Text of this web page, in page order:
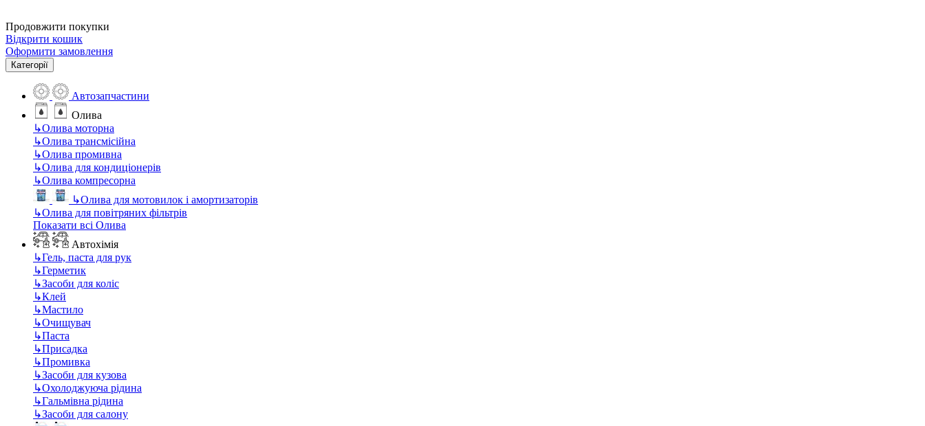
Продовжити покупки
Відкрити кошик
Оформити замовлення
Категорії
Автозапчастини
Олива
↳Олива моторна
↳Олива трансмісійна
↳Олива промивна
↳Олива для кондиціонерів
↳Олива компресорна
↳Олива для мотовилок і амортизаторів
↳Олива для повітряних фільтрів
Показати всі Олива
Автохімія
↳Гель, паста для рук
↳Герметик
↳Засоби для коліс
↳Клей
↳Мастило
↳Очищувач
↳Паста
↳Присадка
↳Промивка
↳Засоби для кузова
↳Охолоджуюча рідина
↳Гальмівна рідина
↳Засоби для салону